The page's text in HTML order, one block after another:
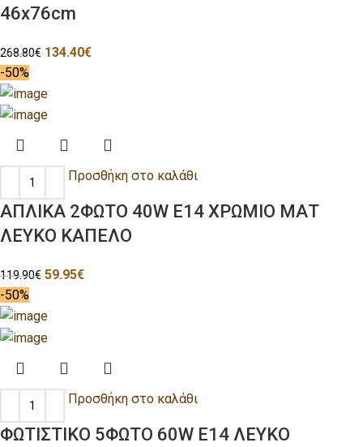
46x76cm
268.80€ 134.40€
-50%
Προσθήκη στο καλάθι
ΑΠΛΙΚΑ 2ΦΩΤΟ 40W E14 ΧΡΩΜΙΟ ΜΑΤ
ΛΕΥΚΟ ΚΑΠΕΛΟ
119.90€ 59.95€
-50%
Προσθήκη στο καλάθι
ΦΩΤΙΣΤΙΚΟ 5ΦΩΤΟ 60W E14 ΛΕΥΚΟ